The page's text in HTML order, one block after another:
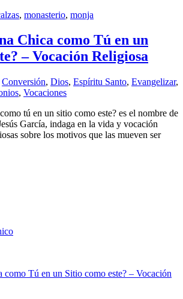
, monasterio, monja
Chica como Tú en un
– Vocación Religiosa
Conversión, Dios, Espíritu Santo, Evangelizar,
, Vocaciones
tú en un sitio como este? es el nombre de
García, indaga en la vida y vocación
sobre los motivos que las mueven ser
como Tú en un Sitio como este? – Vocación